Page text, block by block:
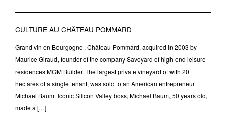
CULTURE AU CHÂTEAU POMMARD
Grand vin en Bourgogne , Château Pommard, acquired in 2003 by
Maurice Giraud, founder of the company Savoyard of high-end leisure
residences MGM Builder. The largest private vineyard of with 20
hectares of a single tenant, was sold to an American entrepreneur
Michael Baum. Iconic Silicon Valley boss, Michael Baum, 50 years old,
made a […]